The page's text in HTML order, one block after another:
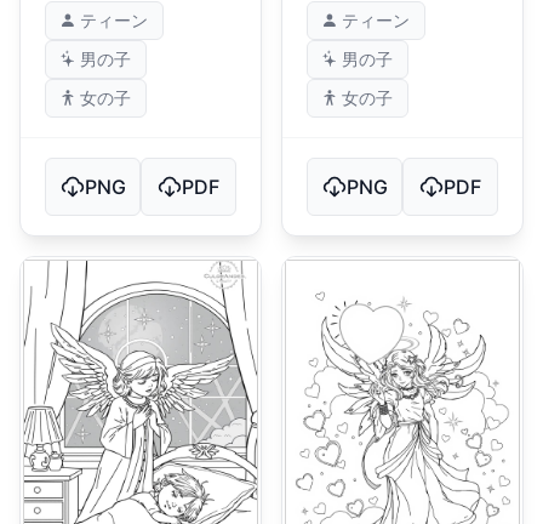
ティーン
男の子
女の子
PNG PDF
ティーン
男の子
女の子
PNG PDF